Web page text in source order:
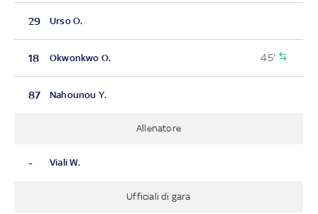
29 Urso O.
18 Okwonkwo O. 45'
87 Nahounou Y.
Allenatore
- Viali W.
Ufficiali di gara